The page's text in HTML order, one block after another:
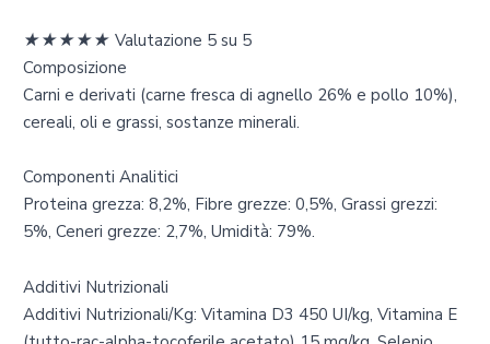
★★★★★ Valutazione 5 su 5
Composizione
Carni e derivati (carne fresca di agnello 26% e pollo 10%),
cereali, oli e grassi, sostanze minerali.
Componenti Analitici
Proteina grezza: 8,2%, Fibre grezze: 0,5%, Grassi grezzi:
5%, Ceneri grezze: 2,7%, Umidità: 79%.
Additivi Nutrizionali
Additivi Nutrizionali/Kg: Vitamina D3 450 UI/kg, Vitamina E